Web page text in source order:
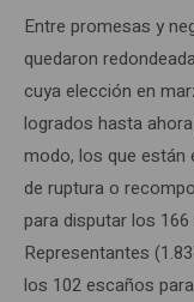
Entre promesas y
quedaron
cuya elección en
logrados hasta
modo, los que están
de ruptura o
para disputar los
Representantes
los 102 escaños